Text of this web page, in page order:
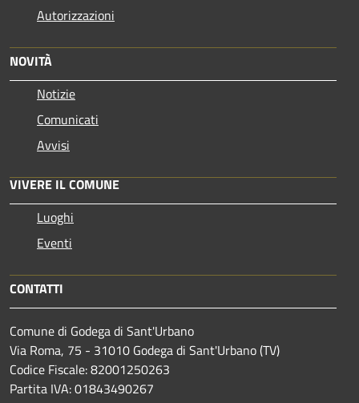
Autorizzazioni
NOVITÀ
Notizie
Comunicati
Avvisi
VIVERE IL COMUNE
Luoghi
Eventi
CONTATTI
Comune di Godega di Sant'Urbano
Via Roma, 75 - 31010 Godega di Sant'Urbano (TV)
Codice Fiscale: 82001250263
Partita IVA: 01843490267